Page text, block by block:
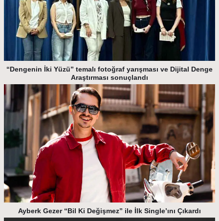
“Dengenin İki Yüzü” temalı fotoğraf yarışması ve Dijital Denge
Araştırması sonuçlandı
Ayberk Gezer “Bil Ki Değişmez” ile İlk Single’ını Çıkardı